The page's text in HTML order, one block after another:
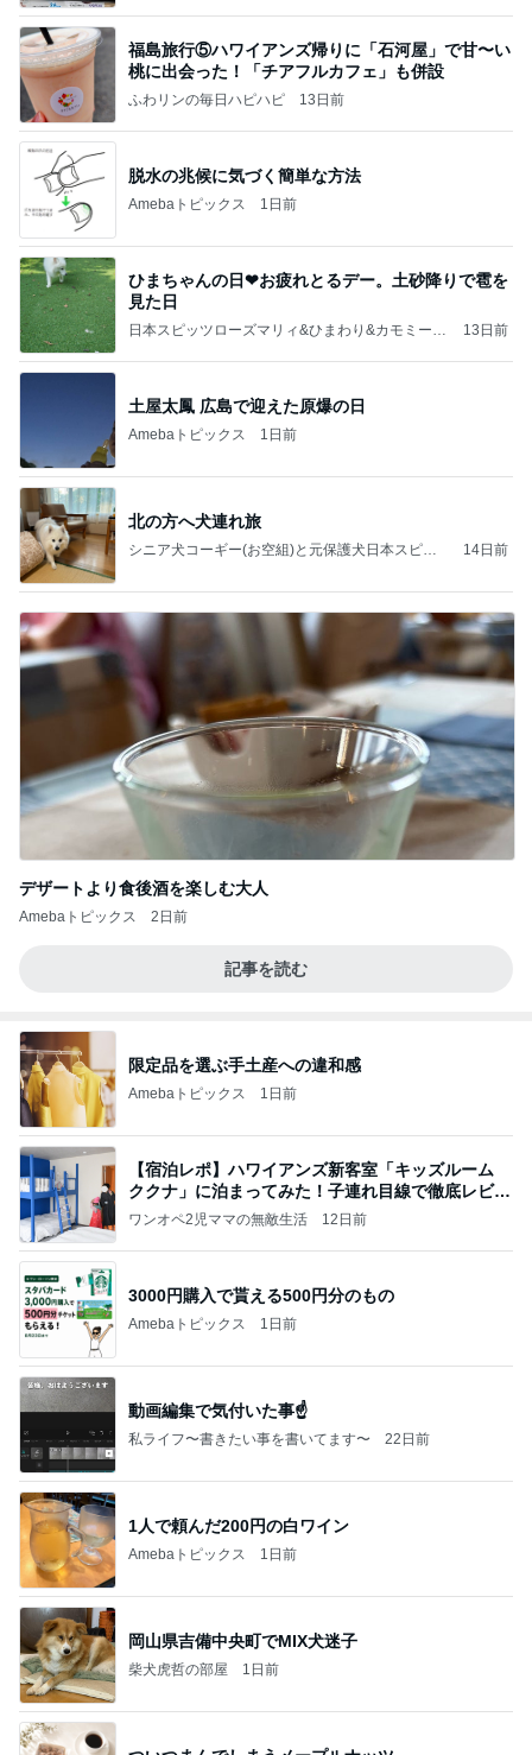
福島旅行⑤ハワイアンズ帰りに「石河屋」で甘〜い
桃に出会った！「チアフルカフェ」も併設
ふわリンの毎日ハピハピ 13日前
脱水の兆候に気づく簡単な方法
Amebaトピックス 1日前
ひまちゃんの日❤お疲れとるデー。土砂降りで雹を
見た日
日本スピッツローズマリィ&ひまわり&カモミール
13日前
土屋太鳳 広島で迎えた原爆の日
Amebaトピックス 1日前
北の方へ犬連れ旅
シニア犬コーギー(お空組)と元保護犬日本スピッ
14日前
デザートより食後酒を楽しむ大人
Amebaトピックス 2日前
記事を読む
限定品を選ぶ手土産への違和感
Amebaトピックス 1日前
【宿泊レポ】ハワイアンズ新客室「キッズルーム
ククナ」に泊まってみた！子連れ目線で徹底レビュ
ー
ワンオペ2児ママの無敵生活 12日前
3000円購入で貰える500円分のもの
Amebaトピックス 1日前
動画編集で気付いた事☝️
私ライフ〜書きたい事を書いてます〜 22日前
1人で頼んだ200円の白ワイン
Amebaトピックス 1日前
岡山県吉備中央町でMIX犬迷子
柴犬虎哲の部屋 1日前